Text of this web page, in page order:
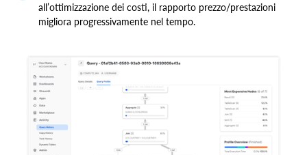
all’ottimizzazione dei costi, il rapporto prezzo/prestazioni
migliora progressivamente nel tempo.